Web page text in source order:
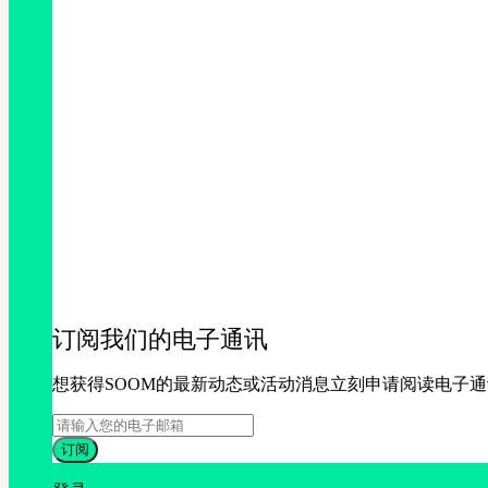
订阅我们的电子通讯
想获得SOOM的最新动态或活动消息立刻申请阅读电子